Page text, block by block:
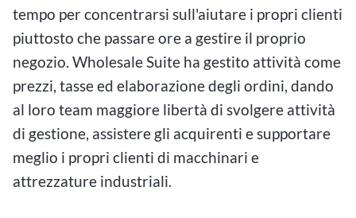
tempo per concentrarsi sull'aiutare i propri clienti
piuttosto che passare ore a gestire il proprio
negozio. Wholesale Suite ha gestito attività come
prezzi, tasse ed elaborazione degli ordini, dando
al loro team maggiore libertà di svolgere attività
di gestione, assistere gli acquirenti e supportare
meglio i propri clienti di macchinari e
attrezzature industriali.